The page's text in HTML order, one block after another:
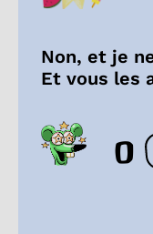
Non, et je
Et vous les
0